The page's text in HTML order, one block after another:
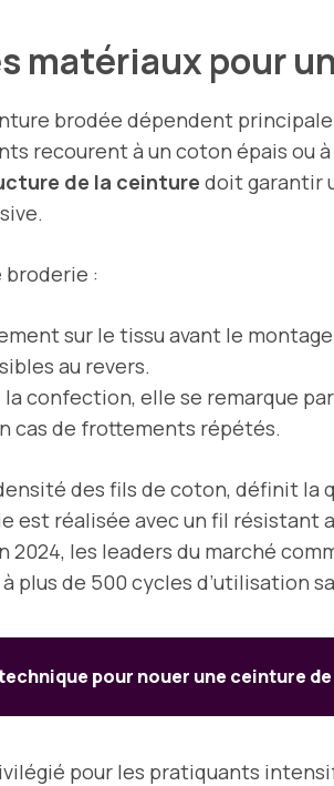
matériaux pour
brodée dépendent
recourent à un coton épais ou
de la ceinture doit garantir
broderie :
sur le tissu avant le
au revers.
la confection, elle se remarque
cas de frottements répétés.
des fils de coton, définit
réalisée avec un fil résistant
les leaders du marché
plus de 500 cycles d’utilisation
pour nouer une ceinture
pour les pratiquants